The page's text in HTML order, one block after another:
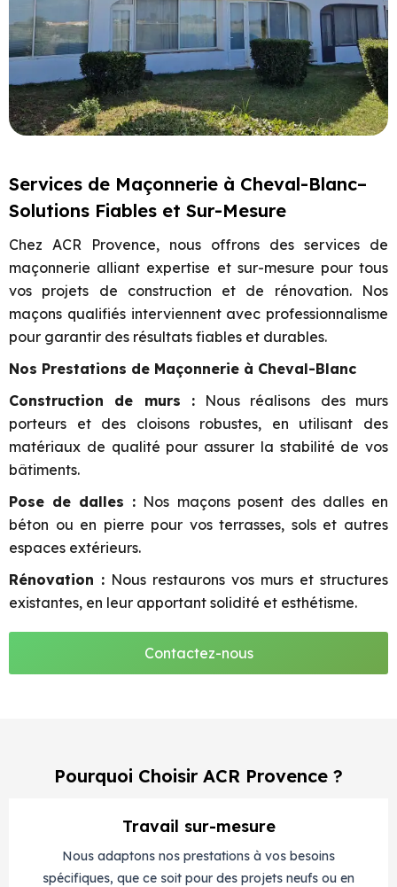
Services de Maçonnerie à Cheval-Blanc–
Solutions Fiables et Sur-Mesure
Chez ACR Provence, nous offrons des services de
maçonnerie alliant expertise et sur-mesure pour tous
vos projets de construction et de rénovation. Nos
maçons qualifiés interviennent avec professionnalisme
pour garantir des résultats fiables et durables.
Nos Prestations de Maçonnerie à Cheval-Blanc
Construction de murs :Nous réalisons des murs
porteurs et des cloisons robustes, en utilisant des
matériaux de qualité pour assurer la stabilité de vos
bâtiments.
Pose de dalles : Nos maçons posent des dalles en
béton ou en pierre pour vos terrasses, sols et autres
espaces extérieurs.
Rénovation : Nous restaurons vos murs et structures
existantes, en leur apportant solidité et esthétisme.
Contactez-nous
Pourquoi Choisir ACR Provence ?
Travail sur-mesure
Nous adaptons nos prestations à vos besoins
spécifiques, que ce soit pour des projets neufs ou en